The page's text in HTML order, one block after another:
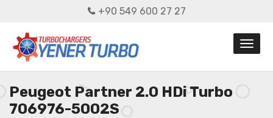
+90 549 600 27 27
Peugeot Partner 2.0 HDi Turbo
706976-5002S